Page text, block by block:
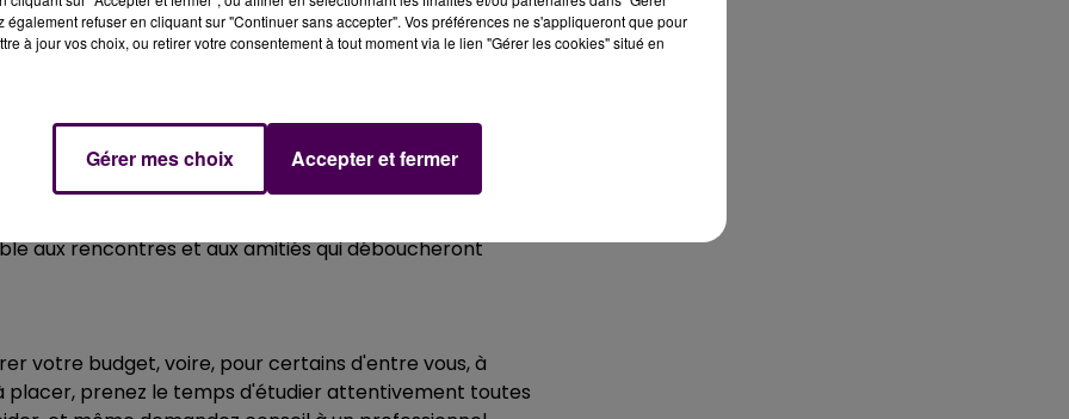
des débuts de votre union. Vous aurez l'art de
vous lui préparerez un petit cocktail de sensualité
envie de sortir, de vous montrer plus ouvert, plus
aux rencontres et aux amitiés qui déboucheront
votre budget, voire, pour certains d'entre vous, à
placer, prenez le temps d'étudier attentivement toutes
également refuser en cliquant sur "Continuer sans accepter". Vos préférences ne s'appliqueront que pour
à jour vos choix, ou retirer votre consentement à tout moment via le lien "Gérer les cookies" situé en
Gérer mes choix Accepter et fermer